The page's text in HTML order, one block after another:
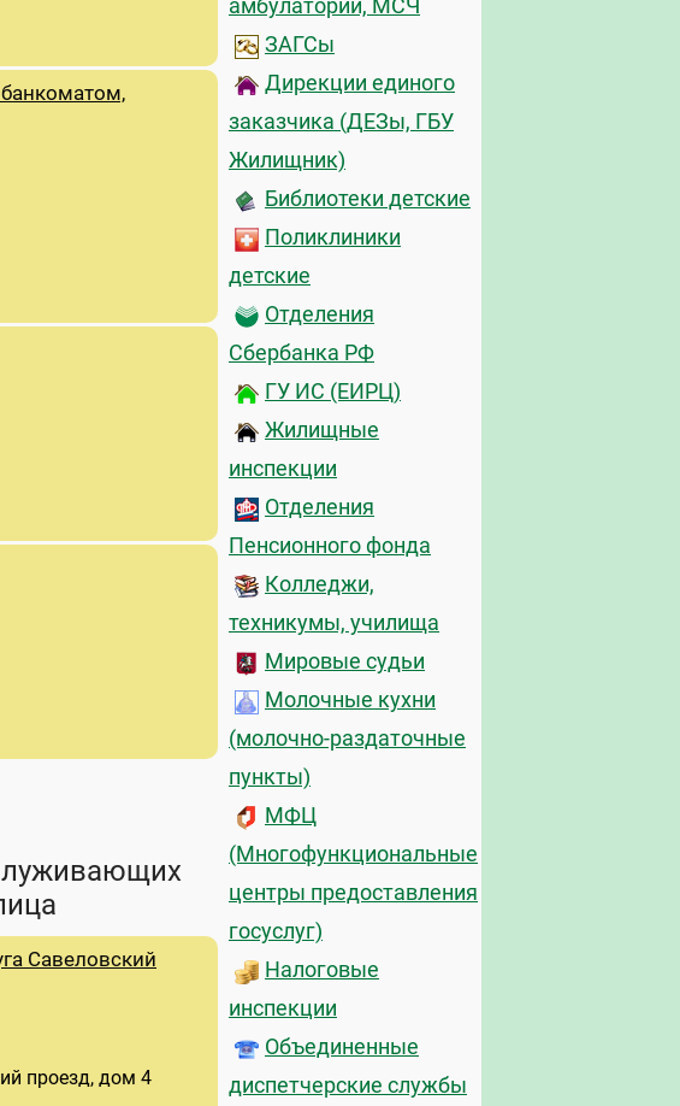
Савеловский
проезд, дом 4
амбулатории, МСЧ
ЗАГСы
Дирекции единого
заказчика (ДЕЗы, ГБУ
Жилищник)
Библиотеки детские
Поликлиники
детские
Отделения
Сбербанка РФ
ГУ ИС (ЕИРЦ)
Жилищные
инспекции
Отделения
Пенсионного фонда
Колледжи,
техникумы, училища
Мировые судьи
Молочные кухни
(молочно-раздаточные
пункты)
МФЦ
(Многофункциональные
центры предоставления
госуслуг)
Налоговые
инспекции
Объединенные
диспетчерские службы